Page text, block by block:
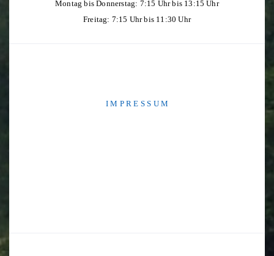
Montag bis Donnerstag: 7:15 Uhr bis 13:15 Uhr
Freitag: 7:15 Uhr bis 11:30 Uhr
I M P R E S S U M